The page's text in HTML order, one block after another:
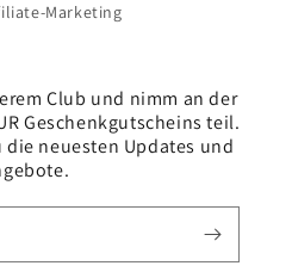
Marketing
Club und nimm an der
Geschenkgutscheins teil.
neuesten Updates und